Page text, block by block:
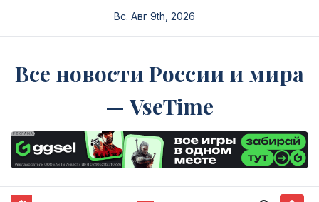
Вс. Авг 9th, 2026
Все новости России и мира
— VseTime